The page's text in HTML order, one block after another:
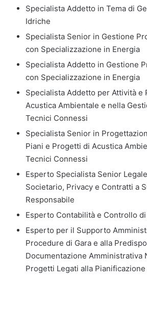
Specialista Addetto in Tema di
Idriche
Specialista Senior in Gestione
con Specializzazione in Energia
Specialista Addetto in Gestione
con Specializzazione in Energia
Specialista Addetto per Attività e
Acustica Ambientale e nella
Tecnici Connessi
Specialista Senior in
Piani e Progetti di Acustica
Tecnici Connessi
Esperto Specialista Senior
Societario, Privacy e Contratti a
Responsabile
Esperto Contabilità e Controllo
Esperto per il Supporto
Procedure di Gara e alla
Documentazione Amministrativa
Progetti Legati alla Pianificazione